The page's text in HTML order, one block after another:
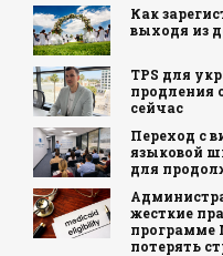
Как
выходя из
TPS для
продления
сейчас
Переход с
языковой
для
жесткие
программе
потерять